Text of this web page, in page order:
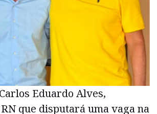
Eduardo Alves,
que disputará uma vaga na